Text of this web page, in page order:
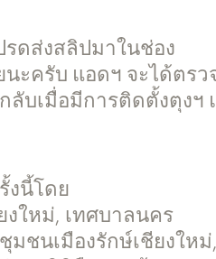
ดส่งสลิปมาในช่อง
นะครับ แอดฯ จะได้ตรว
ลับเมื่อมีการติดตั้งตุงฯ
งนี้โดย
ใหม่, เทศบาลนคร
มชนเมืองรักษ์เชียงให